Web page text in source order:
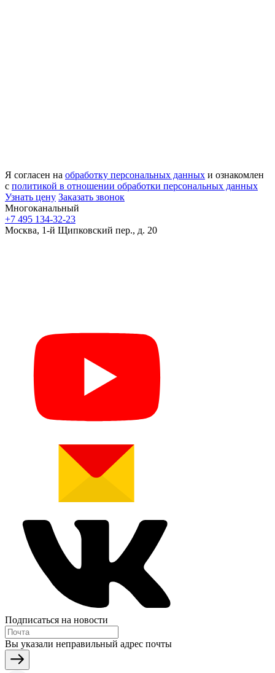
Я согласен на обработку персональных данных и ознакомлен
с политикой в отношении обработки персональных данных
Узнать цену Заказать звонок
Многоканальный
+7 495 134-32-23
Москва, 1-й Щипковский пер., д. 20
Подписаться на новости
Вы указали неправильный адрес почты